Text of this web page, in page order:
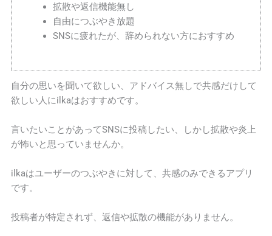
拡散や返信機能無し
自由につぶやき放題
SNSに疲れたが、辞められない方におすすめ
自分の思いを聞いて欲しい、アドバイス無しで共感だけして
欲しい人にilkaはおすすめです。
言いたいことがあってSNSに投稿したい、しかし拡散や炎上
が怖いと思っていませんか。
ilkaはユーザーのつぶやきに対して、共感のみできるアプリ
です。
投稿者が特定されず、返信や拡散の機能がありません。